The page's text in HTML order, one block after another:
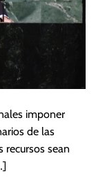
imponer
de las
recursos sean